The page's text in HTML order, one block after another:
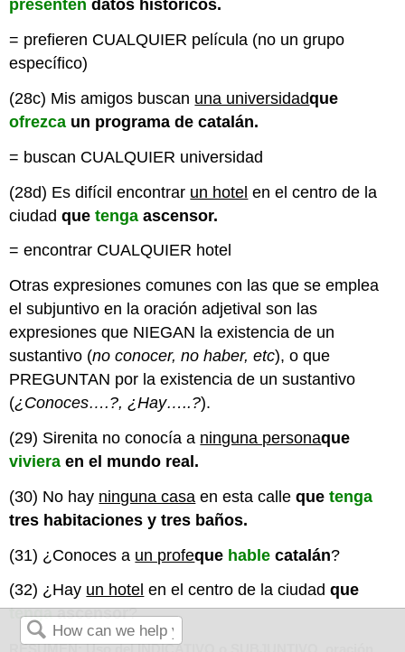
presenten datos históricos.
= prefieren CUALQUIER película (no un grupo
específico)
(28c) Mis amigos buscan una universidadque
ofrezca un programa de catalán.
= buscan CUALQUIER universidad
(28d) Es difícil encontrar un hotel en el centro de la
ciudadquetenga ascensor.
= encontrar CUALQUIER hotel
Otras expresiones comunes con las que se emplea
el subjuntivo en la oración adjetival son las
expresiones que NIEGAN la existencia de un
sustantivo (no conocer, no haber, etc), o que
PREGUNTAN por la existencia de un sustantivo
(¿Conoces….?, ¿Hay…..?).
(29) Sirenita no conocía a ninguna personaque
viviera en el mundo real.
(30) No hay ninguna casa en esta callequetenga
tres habitaciones y tres baños.
(31) ¿Conoces a un profeque hable catalán?
(32) ¿Hay un hotel en el centro de la ciudadque
tengaascensor?